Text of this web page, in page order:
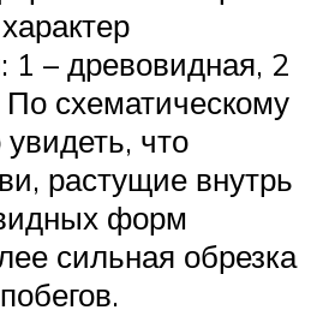
1 – древовидная, 2
По схематическому
что
растущие внутрь
форм
сильная обрезка